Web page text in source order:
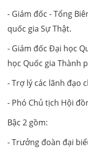
- Giám đốc - Tổng
quốc gia Sự Thật.
- Giám đốc Đại học
học Quốc gia Thành
- Trợ lý các lãnh đạo
- Phó Chủ tịch Hội
Bậc 2 gồm:
- Trưởng đoàn đại